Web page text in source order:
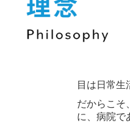
目は日常生
だからこそ
に、病院で